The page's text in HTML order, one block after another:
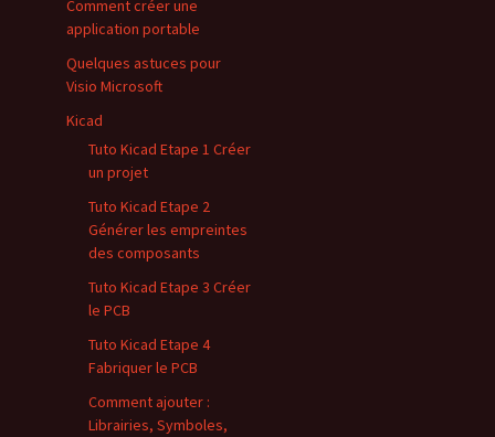
Comment créer une
application portable
Quelques astuces pour
Visio Microsoft
Kicad
Tuto Kicad Etape 1 Créer
un projet
Tuto Kicad Etape 2
Générer les empreintes
des composants
Tuto Kicad Etape 3 Créer
le PCB
Tuto Kicad Etape 4
Fabriquer le PCB
Comment ajouter :
Librairies, Symboles,